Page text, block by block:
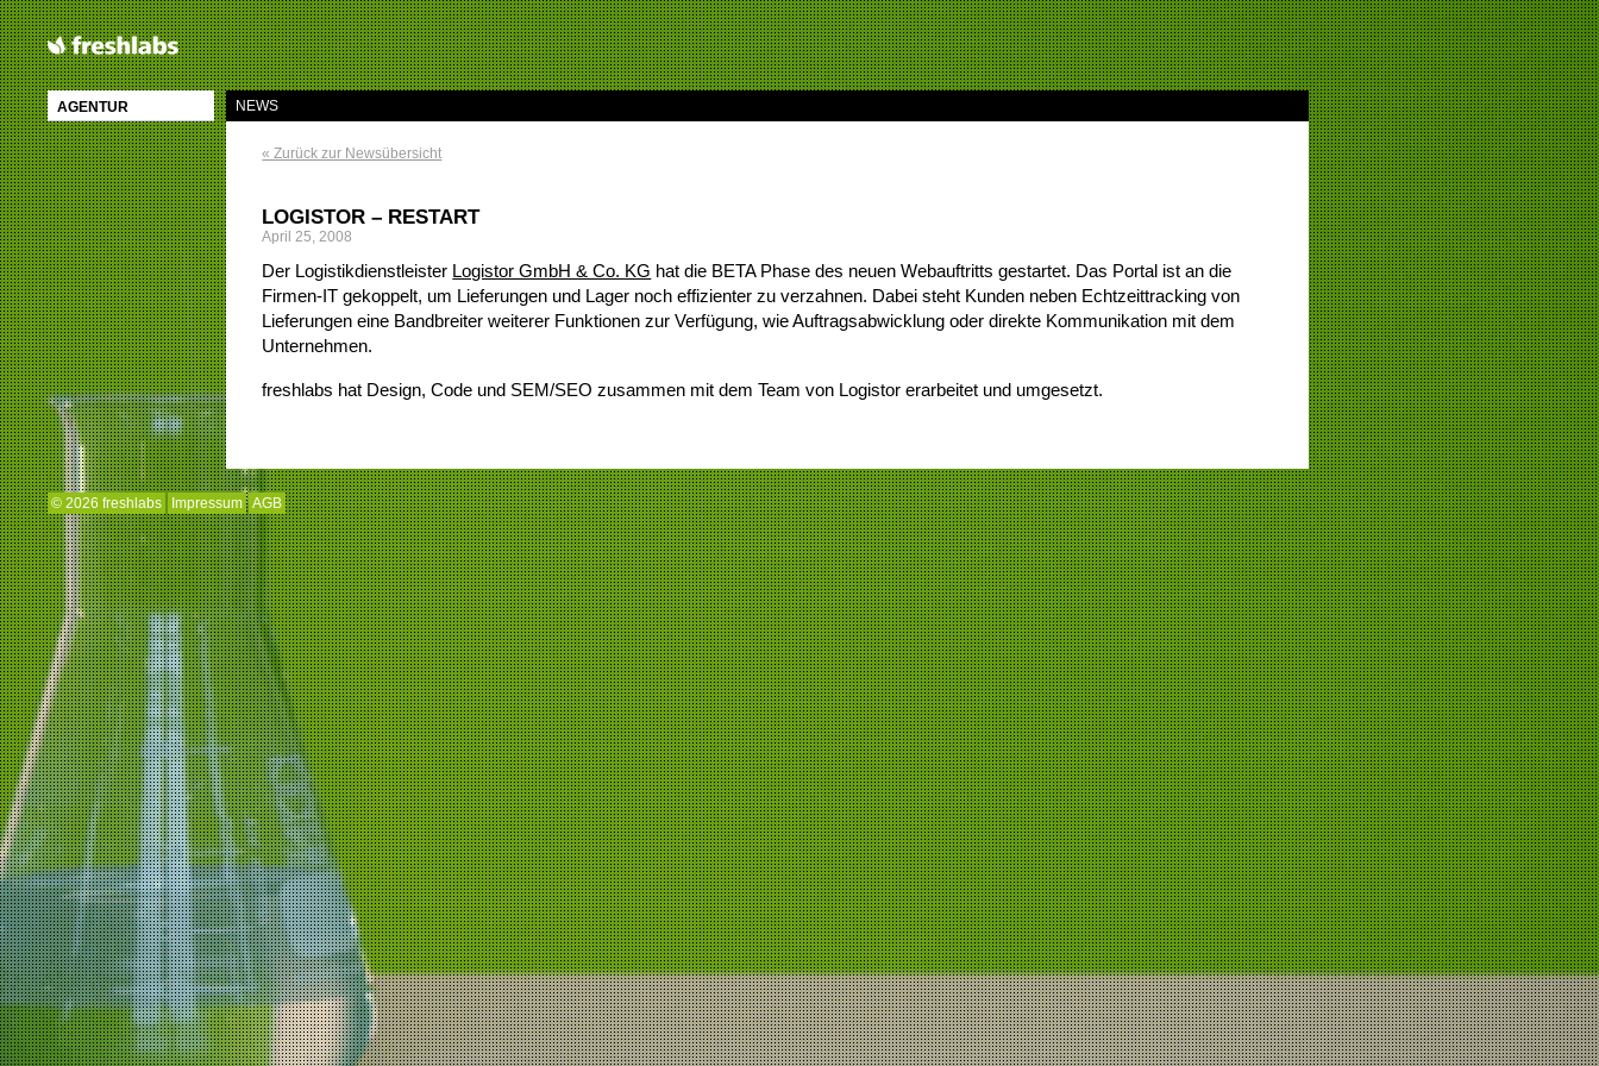
AGENTUR NEWS
« Zurück zur Newsübersicht
LOGISTOR – RESTART
April 25, 2008
Der Logistikdienstleister Logistor GmbH & Co. KG hat die BETA Phase des neuen Webauftritts gestartet. Das Portal ist an die
Firmen-IT gekoppelt, um Lieferungen und Lager noch effizienter zu verzahnen. Dabei steht Kunden neben Echtzeittracking von
Lieferungen eine Bandbreiter weiterer Funktionen zur Verfügung, wie Auftragsabwicklung oder direkte Kommunikation mit dem
Unternehmen.
freshlabs hat Design, Code und SEM/SEO zusammen mit dem Team von Logistor erarbeitet und umgesetzt.
© 2026 freshlabs Impressum AGB